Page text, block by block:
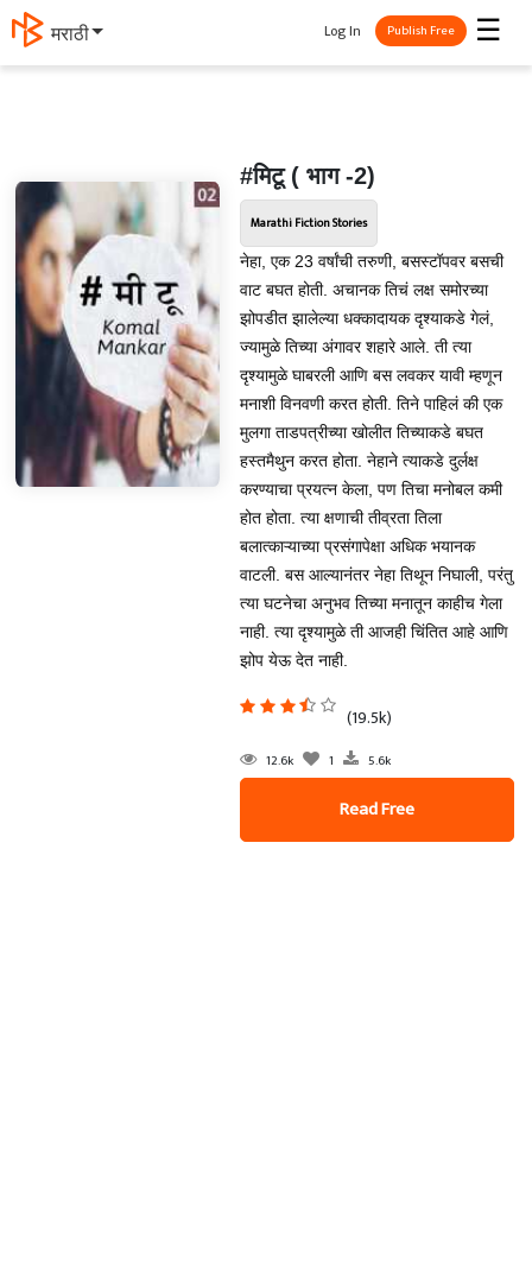
मराठी ☰
Log In Publish Free
#मिटू ( भाग -2)
Marathi Fiction Stories
नेहा, एक 23 वर्षांची तरुणी, बसस्टॉपवर बसची
वाट बघत होती. अचानक तिचं लक्ष समोरच्या
झोपडीत झालेल्या धक्कादायक दृश्याकडे गेलं,
ज्यामुळे तिच्या अंगावर शहारे आले. ती त्या
दृश्यामुळे घाबरली आणि बस लवकर यावी म्हणून
मनाशी विनवणी करत होती. तिने पाहिलं की एक
मुलगा ताडपत्रीच्या खोलीत तिच्याकडे बघत
हस्तमैथुन करत होता. नेहाने त्याकडे दुर्लक्ष
करण्याचा प्रयत्न केला, पण तिचा मनोबल कमी
होत होता. त्या क्षणाची तीव्रता तिला
बलात्काऱ्याच्या प्रसंगापेक्षा अधिक भयानक
वाटली. बस आल्यानंतर नेहा तिथून निघाली, परंतु
त्या घटनेचा अनुभव तिच्या मनातून काहीच गेला
नाही. त्या दृश्यामुळे ती आजही चिंतित आहे आणि
झोप येऊ देत नाही.
(19.5k)
12.6k 1 5.6k
Read Free